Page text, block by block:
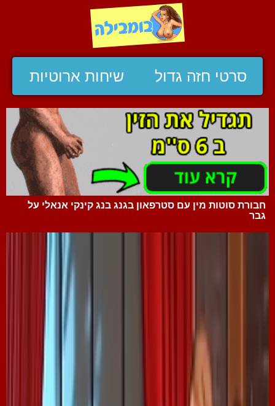
סרטי חזה גדול שיחות ארוטיות
חבורת סוטות מין עם סטרפאון בגנג בנג קינקי אנאלי על
גבר